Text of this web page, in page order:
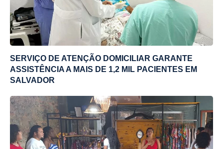
SERVIÇO DE ATENÇÃO DOMICILIAR GARANTE
ASSISTÊNCIA A MAIS DE 1,2 MIL PACIENTES EM
SALVADOR